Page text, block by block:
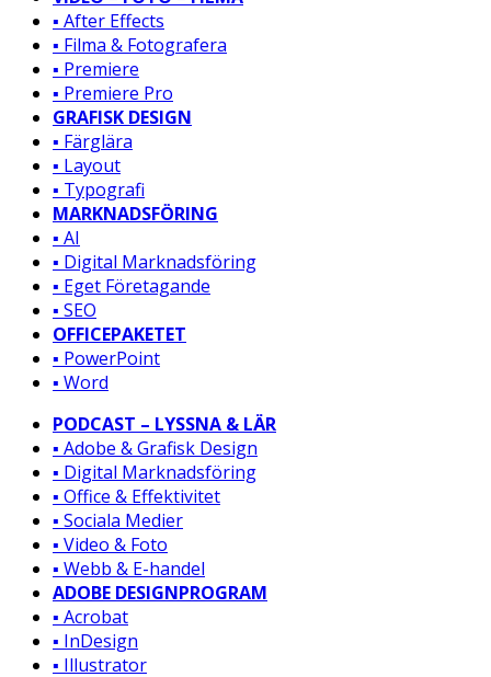
▪️ After Effects
▪️ Filma & Fotografera
▪️ Premiere
▪️ Premiere Pro
GRAFISK DESIGN
▪️ Färglära
▪️ Layout
▪️ Typografi
MARKNADSFÖRING
▪️ AI
▪️ Digital Marknadsföring
▪️ Eget Företagande
▪️ SEO
OFFICEPAKETET
▪️ PowerPoint
▪️ Word
PODCAST – LYSSNA & LÄR
▪️ Adobe & Grafisk Design
▪️ Digital Marknadsföring
▪️ Office & Effektivitet
▪️ Sociala Medier
▪️ Video & Foto
▪️ Webb & E-handel
ADOBE DESIGNPROGRAM
▪️ Acrobat
▪️ InDesign
▪️ Illustrator